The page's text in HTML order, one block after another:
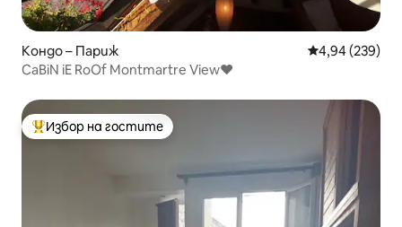
Кондо – Париж Средна
4,94 (239)
CaBiN iE RoOf Montmartre View♥
Най-популярен избор на гостите
Избор на гостите